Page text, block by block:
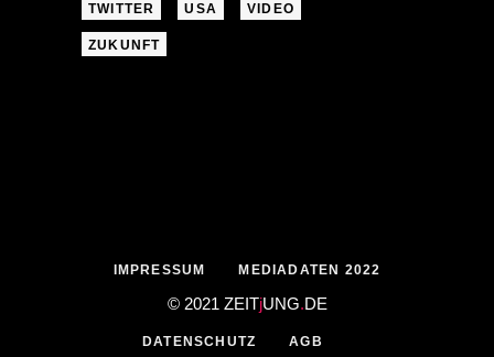
TWITTER USA VIDEO
ZUKUNFT
IMPRESSUM MEDIADATEN 2022
© 2021 ZEITjUNG.DE
DATENSCHUTZ AGB